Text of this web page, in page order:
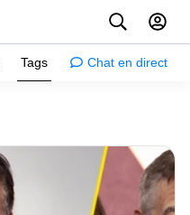
Tags Chat en direct